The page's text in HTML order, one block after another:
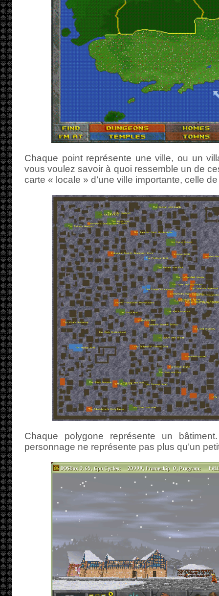
Chaque point représente une ville, ou un
vous voulez savoir à quoi ressemble un de
carte « locale » d’une ville importante, celle
Chaque polygone représente un
personnage ne représente pas plus qu’un